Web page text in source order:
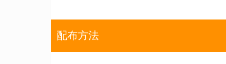
配布方法